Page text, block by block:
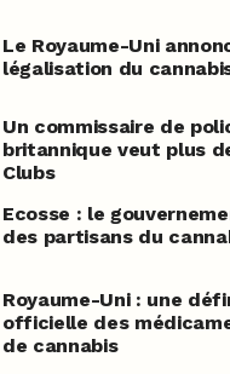
Le Royaume-Uni
légalisation du
Un commissaire de
britannique veut plus
Clubs
Ecosse : le
des partisans du
Royaume-Uni : une
officielle des
de cannabis